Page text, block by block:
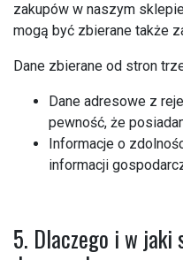
zakupów w naszym
mogą być zbierane także
Dane zbierane od stron
Dane adresowe z
pewność, że
Informacje o
informacji
5. Dlaczego i w jaki